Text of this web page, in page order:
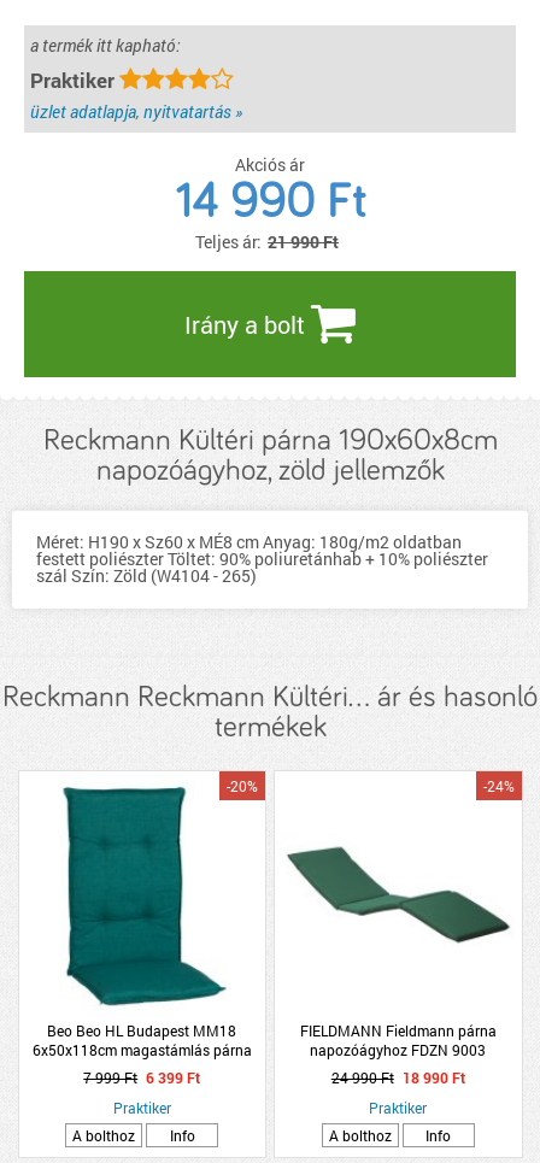
a termék itt kapható:
Praktiker
üzlet adatlapja, nyitvatartás »
Akciós ár
14 990 Ft
Teljes ár: 21 990 Ft
Irány a bolt
Reckmann Kültéri párna 190x60x8cm
napozóágyhoz, zöld jellemzők
Méret: H190 x Sz60 x MÉ8 cm Anyag: 180g/m2 oldatban
festett poliészter Töltet: 90% poliuretánhab + 10% poliészter
szál Szín: Zöld (W4104 - 265)
Reckmann Reckmann Kültéri... ár és hasonló
termékek
Beo Beo HL Budapest MM18
6x50x118cm magastámlás párna
-20%
7 999 Ft 6 399 Ft
Praktiker
A bolthoz
Info
FIELDMANN Fieldmann párna
napozóágyhoz FDZN 9003
5x60x200cm zöld
-24%
24 990 Ft 18 990 Ft
Praktiker
A bolthoz
Info